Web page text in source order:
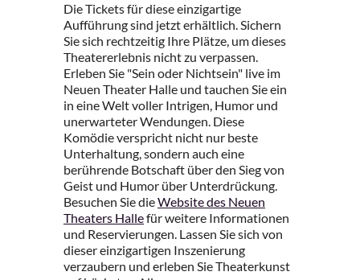
Die Tickets für diese einzigartige
Aufführung sind jetzt erhältlich. Sichern
Sie sich rechtzeitig Ihre Plätze, um dieses
Theatererlebnis nicht zu verpassen.
Erleben Sie "Sein oder Nichtsein" live im
Neuen Theater Halle und tauchen Sie ein
in eine Welt voller Intrigen, Humor und
unerwarteter Wendungen. Diese
Komödie verspricht nicht nur beste
Unterhaltung, sondern auch eine
berührende Botschaft über den Sieg von
Geist und Humor über Unterdrückung.
Besuchen Sie dieWebsite des Neuen
Theaters Hallefür weitere Informationen
und Reservierungen. Lassen Sie sich von
dieser einzigartigen Inszenierung
verzaubern und erleben Sie Theaterkunst